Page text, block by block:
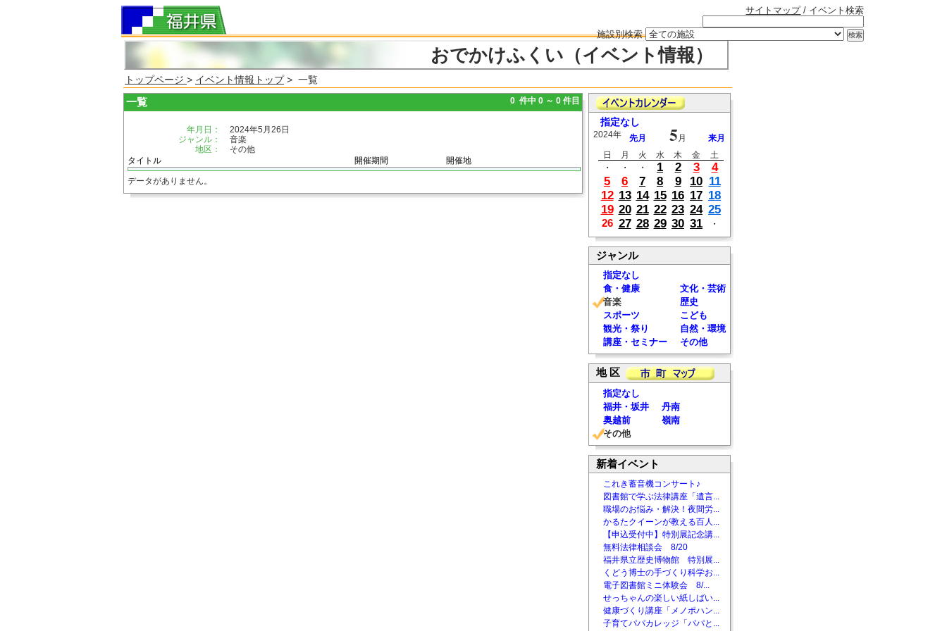
サイトマップ/ イベント検索
施設別検索
おでかけふくい（イベント情報）
トップページ > イベント情報トップ> 一覧
一覧 0 件中 0 ～ 0 件目
年月日：
2024年5月26日
ジャンル：
音楽
地区：
その他
タイトル
開催期間 開催地
データがありません。
指定なし
2024年 先月 5 月
来月
日
月 火 水 木 金
土
・
・ ・ 1 2 3
4
5
6 7 8 9 10 11
12 13 14 15 16 17 18
19 20 21 22 23 24 25
26 27 28 29 30 31 ・
ジャンル
指定なし
食・健康
文化・芸術
音楽
歴史
スポーツ
こども
観光・祭り
自然・環境
講座・セミナー
その他
地 区
指定なし
福井・坂井
丹南
奥越前
嶺南
その他
新着イベント
これき蓄音機コンサート♪
図書館で学ぶ法律講座「遺言...
職場のお悩み・解決！夜間労...
かるたクイーンが教える百人...
【申込受付中】特別展記念講...
無料法律相談会 8/20
福井県立歴史博物館 特別展...
くどう博士の手づくり科学お...
電子図書館ミニ体験会 8/...
せっちゃんの楽しい紙しばい...
健康づくり講座「メノポハン...
子育てパパカレッジ「パパと...